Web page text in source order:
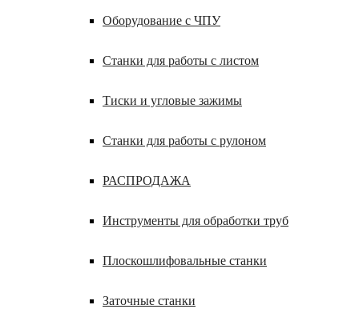
Оборудование с ЧПУ
Станки для работы с листом
Тиски и угловые зажимы
Станки для работы с рулоном
РАСПРОДАЖА
Инструменты для обработки труб
Плоскошлифовальные станки
Заточные станки